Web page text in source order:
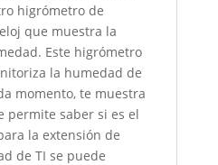
higrómetro de
que muestra la
Este higrómetro
la humedad de
momento, te muestra
permite saber si es el
la extensión de
de TI se puede